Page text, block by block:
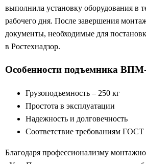
выполнила установку оборудования в
рабочего дня. После завершения
документы, необходимые для
в Ростехнадзор.
Особенности подъемника
Грузоподъемность – 250 кг
Простота в эксплуатации
Надежность и долговечность
Соответствие требованиям ГОСТ
Благодаря профессионализму